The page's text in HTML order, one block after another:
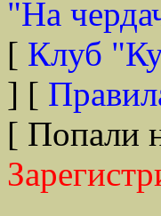
"На
[ Клуб
] [
[ Попали